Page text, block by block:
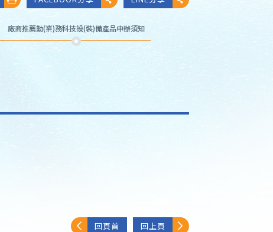
廠商推薦勤(業)務科技設(裝)備產品申辦須知
回頁首 回上頁